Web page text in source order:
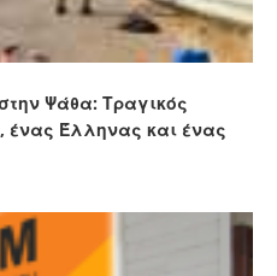
Ψάθα: Τραγικός
ένας Έλληνας και ένας